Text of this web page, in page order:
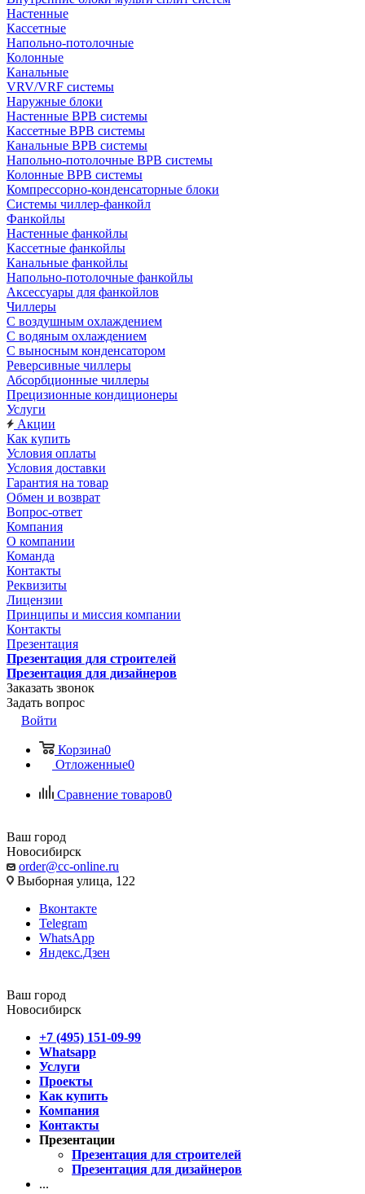
Настенные
Кассетные
Напольно-потолочные
Колонные
Канальные
VRV/VRF системы
Наружные блоки
Настенные ВРВ системы
Кассетные ВРВ системы
Канальные ВРВ системы
Напольно-потолочные ВРВ системы
Колонные ВРВ системы
Компрессорно-конденсаторные блоки
Системы чиллер-фанкойл
Фанкойлы
Настенные фанкойлы
Кассетные фанкойлы
Канальные фанкойлы
Напольно-потолочные фанкойлы
Аксессуары для фанкойлов
Чиллеры
С воздушным охлаждением
С водяным охлаждением
С выносным конденсатором
Реверсивные чиллеры
Абсорбционные чиллеры
Прецизионные кондиционеры
Услуги
Акции
Как купить
Условия оплаты
Условия доставки
Гарантия на товар
Обмен и возврат
Вопрос-ответ
Компания
О компании
Команда
Контакты
Реквизиты
Лицензии
Принципы и миссия компании
Контакты
Презентация
Презентация для строителей
Презентация для дизайнеров
Заказать звонок
Задать вопрос
Войти
Корзина0
Отложенные0
Сравнение товаров0
Ваш город
Новосибирск
order@cc-online.ru
Выборная улица, 122
Вконтакте
Telegram
WhatsApp
Яндекс.Дзен
Ваш город
Новосибирск
+7 (495) 151-09-99
Whatsapp
Услуги
Проекты
Как купить
Компания
Контакты
Презентации
Презентация для строителей
Презентация для дизайнеров
...